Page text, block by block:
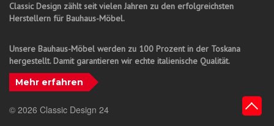
Classic Design zählt seit vielen Jahren zu den erfolgreichsten
Herstellern für Bauhaus-Möbel.
Unsere Bauhaus-Möbel werden zu 100 Prozent in der Toskana
hergestellt. Damit garantieren wir echte italienische Qualität.
Mehr erfahren
© 2026 Classic Design 24